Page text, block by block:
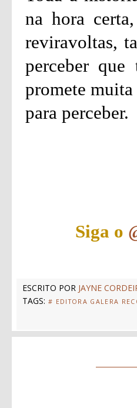
na hora
reviravoltas,
perceber
promete
para perceber.
Siga o
ESCRITO POR JAYNE
TAGS: # EDITORA GALERA